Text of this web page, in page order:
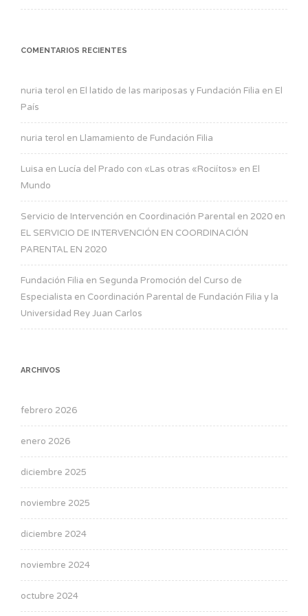
COMENTARIOS RECIENTES
nuria terol en El latido de las mariposas y Fundación Filia en El
País
nuria terol en Llamamiento de Fundación Filia
Luisa en Lucía del Prado con «Las otras «Rociítos» en El
Mundo
Servicio de Intervención en Coordinación Parental en 2020 en
EL SERVICIO DE INTERVENCIÓN EN COORDINACIÓN
PARENTAL EN 2020
Fundación Filia en Segunda Promoción del Curso de
Especialista en Coordinación Parental de Fundación Filia y la
Universidad Rey Juan Carlos
ARCHIVOS
febrero 2026
enero 2026
diciembre 2025
noviembre 2025
diciembre 2024
noviembre 2024
octubre 2024